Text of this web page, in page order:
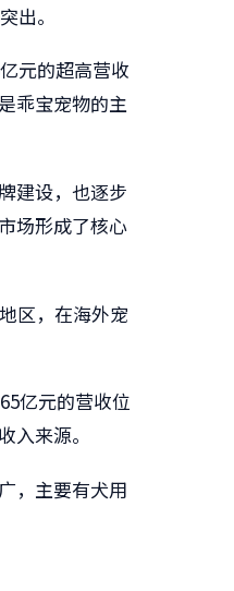
出。
元的超高营收
乖宝宠物的主
建设，也逐步
场形成了核心
区，在海外宠
亿元的营收位
来源。
，主要有犬用